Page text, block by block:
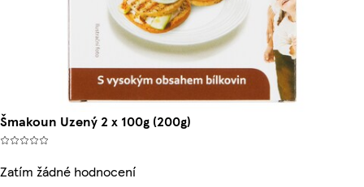
Šmakoun Uzený 2 x 100g (200g)
Zatím žádné hodnocení